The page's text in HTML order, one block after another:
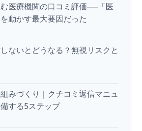
医療機関の口コミ評価──「医
動かす最大要因だった
ないとどうなる？無視リスクと
みづくり｜クチコミ返信マニュ
する5ステップ